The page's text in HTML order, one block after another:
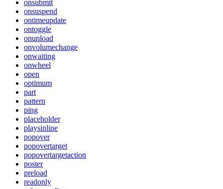
onsubmit
onsuspend
ontimeupdate
ontoggle
onunload
onvolumechange
onwaiting
onwheel
open
optimum
part
pattern
ping
placeholder
playsinline
popover
popovertarget
popovertargetaction
poster
preload
readonly